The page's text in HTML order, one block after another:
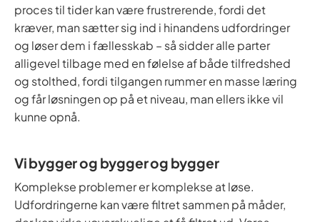
proces til tider kan være frustrerende, fordi det
kræver, man sætter sig ind i hinandens udfordringer
og løser dem i fællesskab – så sidder alle parter
alligevel tilbage med en følelse af både tilfredshed
og stolthed, fordi tilgangen rummer en masse læring
og får løsningen op på et niveau, man ellers ikke vil
kunne opnå.
Vi bygger og bygger og bygger
Komplekse problemer er komplekse at løse.
Udfordringerne kan være filtret sammen på måder,